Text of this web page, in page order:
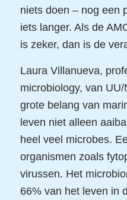
niets doen – nog een
iets langer. Als de
is zeker, dan is de
Laura Villanueva,
microbiology, van
grote belang van
leven niet alleen
heel veel microbes.
organismen zoals
virussen. Het
66% van het leven in